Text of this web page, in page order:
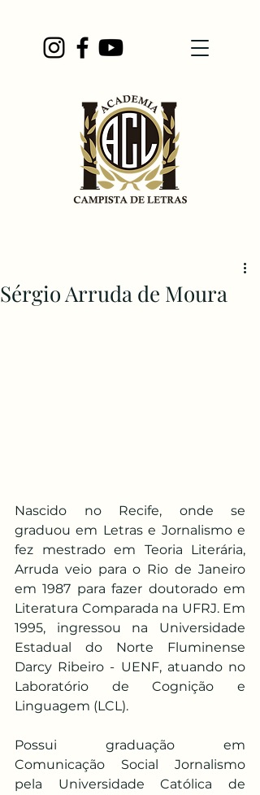
Sérgio Arruda de Moura
Nascido no Recife, onde se
graduou em Letras e Jornalismo e
fez mestrado em Teoria Literária,
Arruda veio para o Rio de Janeiro
em 1987 para fazer doutorado em
Literatura Comparada na UFRJ. Em
1995, ingressou na Universidade
Estadual do Norte Fluminense
Darcy Ribeiro - UENF, atuando no
Laboratório de Cognição e
Linguagem (LCL).
Possui graduação em
Comunicação Social Jornalismo
pela Universidade Católica de